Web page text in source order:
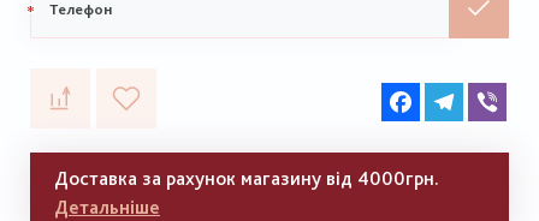
телефон
FacebookTelegram
Доставка за рахунок магазину від 4000грн.
Детальніше